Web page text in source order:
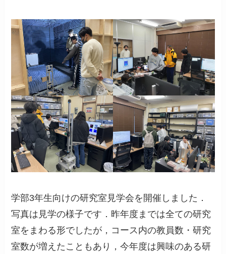
学部3年生向けの研究室見学会を開催しました．
写真は見学の様子です．昨年度までは全ての研究
室をまわる形でしたが，コース内の教員数・研究
室数が増えたこともあり，今年度は興味のある研